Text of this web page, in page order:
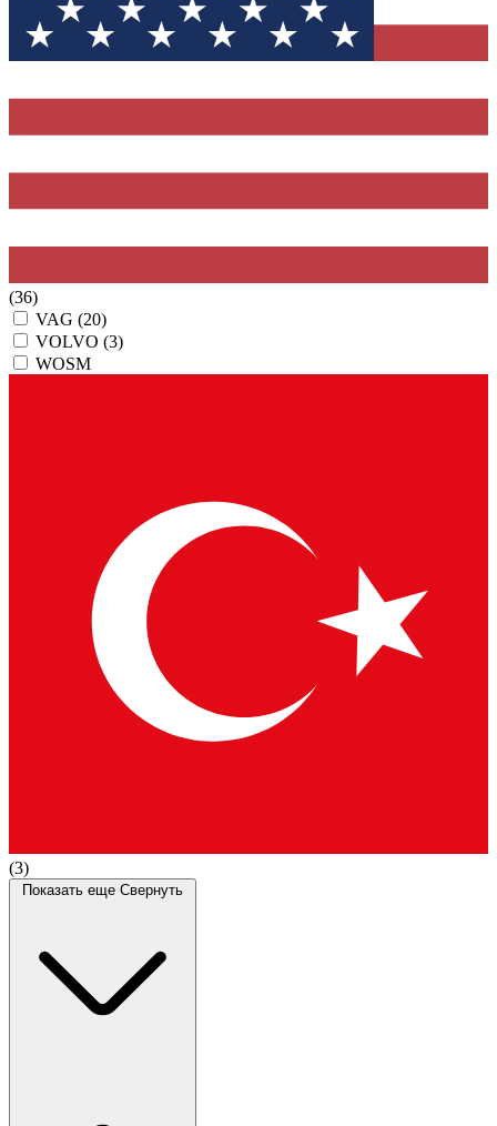
(36)
VAG (20)
VOLVO (3)
WOSM
(3)
Показать еще Свернуть